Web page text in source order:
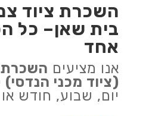
השכרת ציוד
בית שאן– כל
אחד
אנו מציעים השכרת
(ציוד מכני הנדסי)
יום, שבוע, חודש